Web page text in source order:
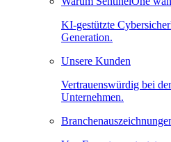
KI-gestützte
Generation.
Unsere Kunden
Vertrauenswürdig bei
Unternehmen.